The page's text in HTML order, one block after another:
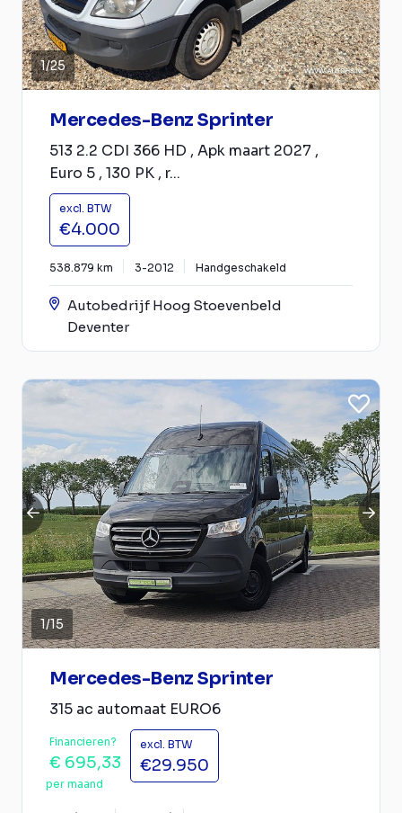
1/25
Mercedes-Benz Sprinter
513 2.2 CDI 366 HD , Apk maart 2027 ,
Euro 5 , 130 PK , r...
excl. BTW
€4.000
538.879 km 3-2012 Handgeschakeld
Autobedrijf Hoog Stoevenbeld
Deventer
1/15
Mercedes-Benz Sprinter
315 ac automaat EURO6
Financieren?
€ 695,33
per maand
excl. BTW
€29.950